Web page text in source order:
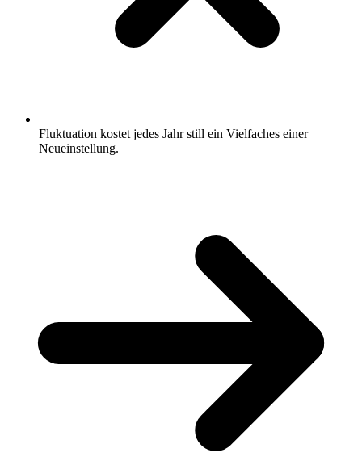
Fluktuation kostet jedes Jahr still ein Vielfaches einer
Neueinstellung.